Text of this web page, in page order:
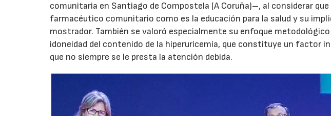
comunitaria en Santiago de Compostela (A Coruña)–, al considerar
farmacéutico comunitario como es la educación para la salud y su
mostrador. También se valoró especialmente su enfoque
idoneidad del contenido de la hiperuricemia, que constituye un factor
que no siempre se le presta la atención debida.